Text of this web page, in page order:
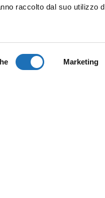
raccolto dal suo utilizzo
Marketing